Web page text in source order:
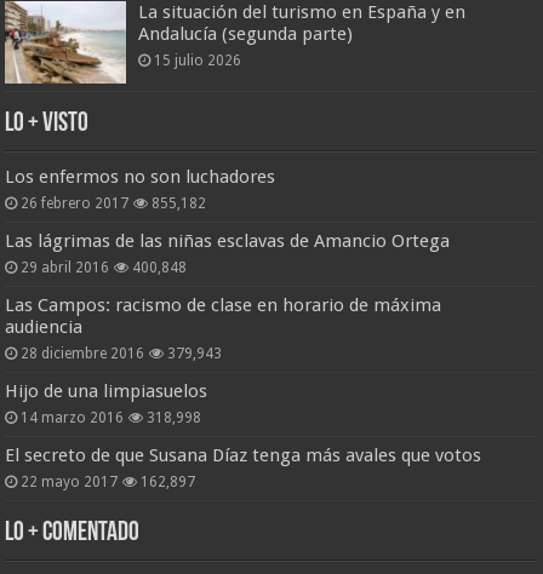
La situación del turismo en España y en
Andalucía (segunda parte)
15 julio 2026
Lo + Visto
Los enfermos no son luchadores
26 febrero 2017 855,182
Las lágrimas de las niñas esclavas de Amancio Ortega
29 abril 2016 400,848
Las Campos: racismo de clase en horario de máxima
audiencia
28 diciembre 2016 379,943
Hijo de una limpiasuelos
14 marzo 2016 318,998
El secreto de que Susana Díaz tenga más avales que votos
22 mayo 2017 162,897
Lo + Comentado